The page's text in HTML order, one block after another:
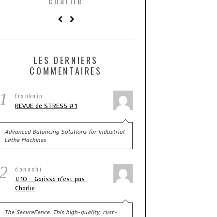
LES DERNIERS
COMMENTAIRES
1 franknip
REVUE de STRESS #1
Advanced Balancing Solutions for Industrial
Lathe Machines
donachi
#10 – Garissa n’est pas
Charlie
The SecureFence. This high-quality, rust-